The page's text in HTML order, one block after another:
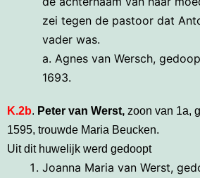
zei tegen de pastoor dat
vader was.
a. Agnes van Wersch,
1693.
K.2b. Peter van Werst, zoon van 1a,
1595, trouwde Maria Beucken.
Uit dit huwelijk werd gedoopt
Joanna Maria van Werst,